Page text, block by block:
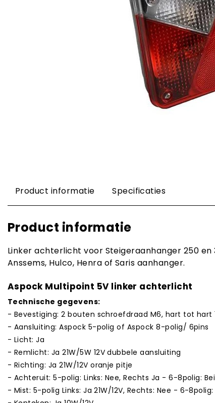
Product informatie Specificaties
Product informatie
Linker achterlicht voor Steigeraanhanger 250 en
Anssems, Hulco, Henra of Saris aanhanger.
Aspock Multipoint 5V linker achterlicht
Technische gegevens:
- Bevestiging: 2 bouten schroefdraad M6, hart tot hart
- Aansluiting: Aspock 5-polig of Aspock 8-polig/ 6pins
- Licht: Ja
- Remlicht: Ja 21W/5W 12V dubbele aansluiting
- Richting: Ja 21W/12V oranje pitje
- Achteruit: 5-polig: Links: Nee, Rechts Ja - 6-8polig:
- Mist: 5-polig Links: Ja 21W/12V, Rechts: Nee - 6-8polig: